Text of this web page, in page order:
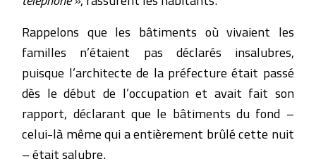
Rappelons que les bâtiments où vivaient les
familles n’étaient pas déclarés insalubres,
puisque l’architecte de la préfecture était passé
dès le début de l’occupation et avait fait son
rapport, déclarant que le bâtiments du fond –
celui-là même qui a entièrement brûlé cette nuit
– était salubre.